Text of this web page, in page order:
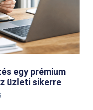
egy prémium
üzleti sikerre